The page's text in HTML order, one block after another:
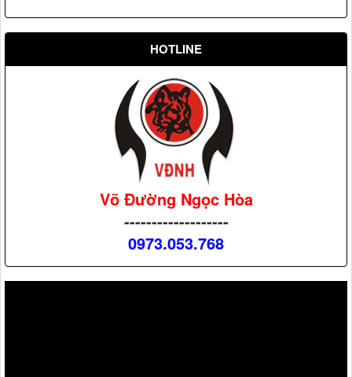
HOTLINE
Võ Đường Ngọc Hòa
-------------------
0973.053.768